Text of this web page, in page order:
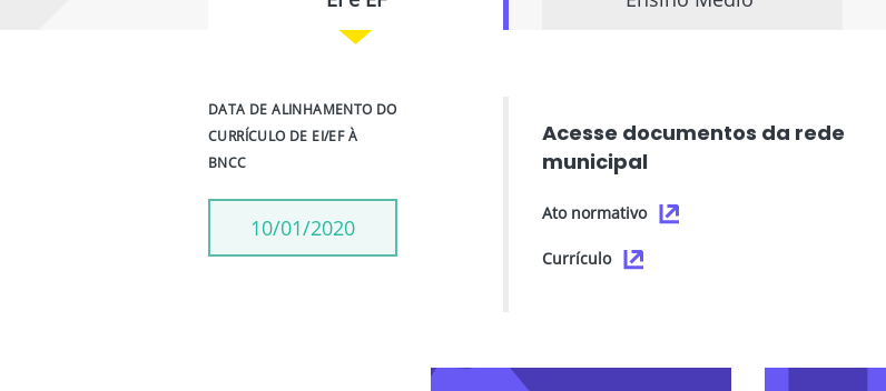
DATA DE ALINHAMENTO DO
CURRÍCULO DE EI/EF À
BNCC
10/01/2020
Acesse documentos da rede
municipal
Ato normativo
Currículo